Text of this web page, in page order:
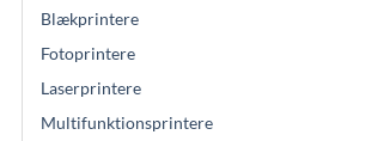
Blækprintere
Fotoprintere
Laserprintere
Multifunktionsprintere